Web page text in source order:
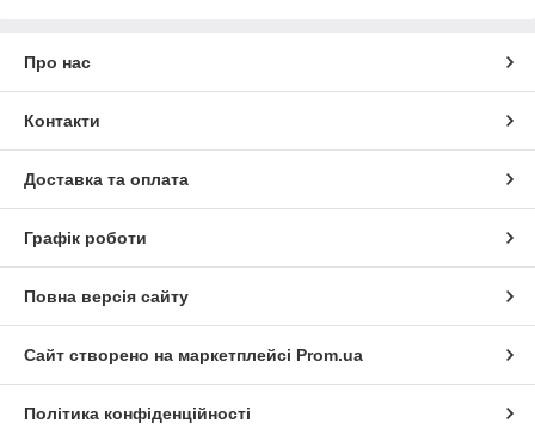
Про нас
Контакти
Доставка та оплата
Графік роботи
Повна версія сайту
Сайт створено на маркетплейсі Prom.ua
Політика конфіденційності